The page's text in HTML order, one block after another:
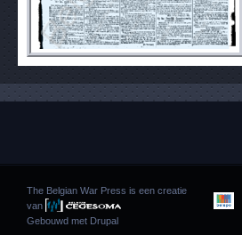
The Belgian War Press is een creatie
van
Gebouwd met Drupal